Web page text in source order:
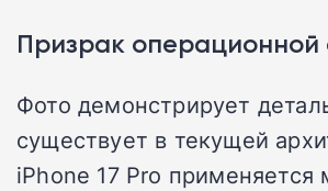
Призрак операционной
Фото демонстрирует
существует в текущей
iPhone 17 Pro применяется